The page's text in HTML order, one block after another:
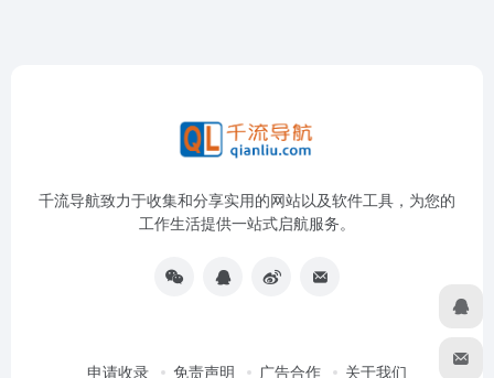
千流导航致力于收集和分享实用的网站以及软件工具，为您的
工作生活提供一站式启航服务。
申请收录 免责声明 广告合作 关于我们